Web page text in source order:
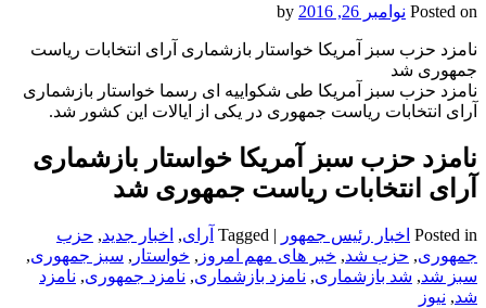
Posted on نوامبر 26, 2016
نامزد حزب سبز آمریکا خواستار بازشماری آرای انتخابات ریاست
جمهوری شد
نامزد حزب سبز آمریکا طی شکواییه ای رسما خواستار بازشماری
آرای انتخابات ریاست جمهوری در یکی از ایالات این کشور شد.
نامزد حزب سبز آمریکا خواستار بازشماری
آرای انتخابات ریاست جمهوری شد
Posted in اخبار رئیس جمهور Tagged آرای, اخبار جدید, حزب
جمهوری, حزب شد, خبر های مهم امروز , خواستار , سبز جمهوری,
سبز شد, شد بازشماری, نامزد بازشماری, نامزد جمهوری, نامزد
شد, نیوز